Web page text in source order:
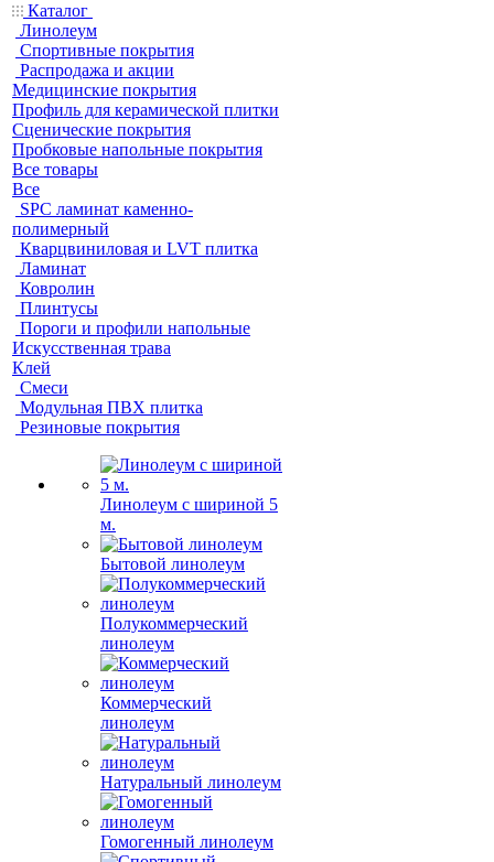
Каталог
Линолеум
Спортивные покрытия
Распродажа и акции
Медицинские покрытия
Профиль для керамической плитки
Сценические покрытия
Пробковые напольные покрытия
Все товары
Все
SPC ламинат каменно-
полимерный
Кварцвиниловая и LVT плитка
Ламинат
Ковролин
Плинтусы
Пороги и профили напольные
Искусственная трава
Клей
Смеси
Модульная ПВХ плитка
Резиновые покрытия
Линолеум с шириной 5
м.
Бытовой линолеум
Полукоммерческий
линолеум
Коммерческий
линолеум
Натуральный линолеум
Гомогенный линолеум